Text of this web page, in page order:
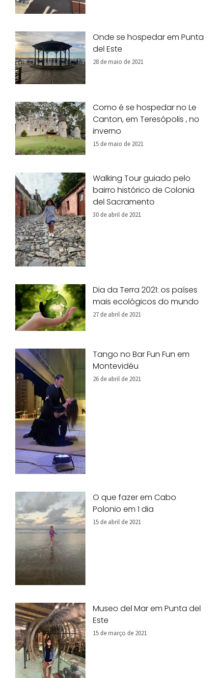
Onde se hospedar em Punta
del Este
28 de maio de 2021
Como é se hospedar no Le
Canton, em Teresópolis , no
inverno
15 de maio de 2021
Walking Tour guiado pelo
bairro histórico de Colonia
del Sacramento
30 de abril de 2021
Dia da Terra 2021: os países
mais ecológicos do mundo
27 de abril de 2021
Tango no Bar Fun Fun em
Montevidéu
26 de abril de 2021
O que fazer em Cabo
Polonio em 1 dia
15 de abril de 2021
Museo del Mar em Punta del
Este
15 de março de 2021